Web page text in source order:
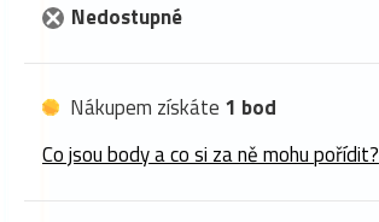
Nedostupné
Nákupem získáte 1 bod
Co jsou body a co si za ně mohu pořídit?